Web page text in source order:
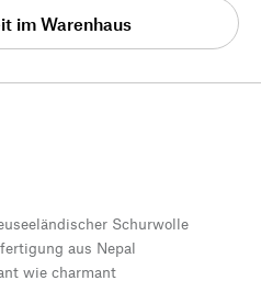
im Warenhaus
Schurwolle
aus Nepal
wie charmant